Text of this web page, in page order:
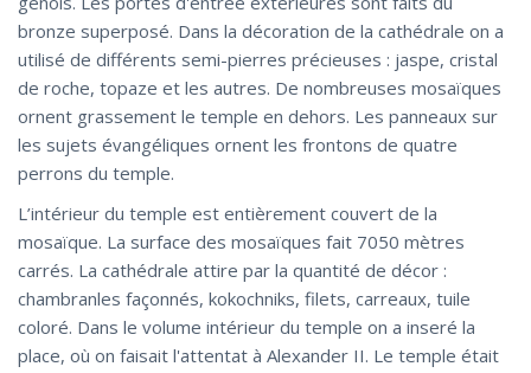
bronze superposé. Dans la décoration de la cathédrale on a
utilisé de différents semi-pierres précieuses : jaspe, cristal
de roche, topaze et les autres. De nombreuses mosaïques
ornent grassement le temple en dehors. Les panneaux sur
les sujets évangéliques ornent les frontons de quatre
perrons du temple.
L’intérieur du temple est entièrement couvert de la
mosaïque. La surface des mosaïques fait 7050 mètres
carrés. La cathédrale attire par la quantité de décor :
chambranles façonnés, kokochniks, filets, carreaux, tuile
coloré. Dans le volume intérieur du temple on a inseré la
place, où on faisait l'attentat à Alexander II. Le temple était